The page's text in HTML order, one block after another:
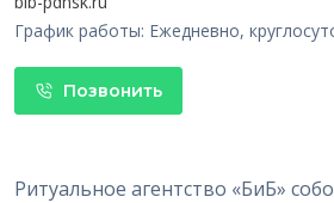
График работы: Ежедневно,
Позвонить
Ритуальное агентство «БиБ»